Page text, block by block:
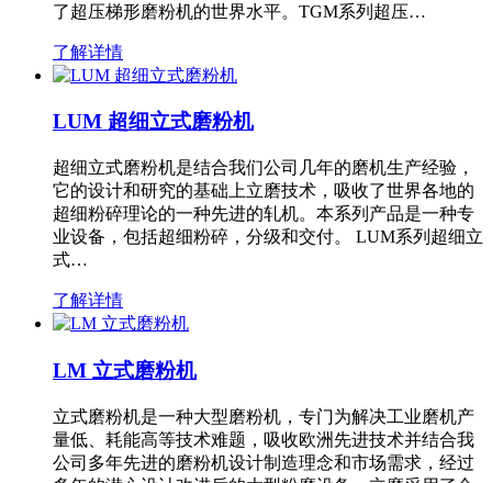
了超压梯形磨粉机的世界水平。TGM系列超压…
了解详情
LUM 超细立式磨粉机
超细立式磨粉机是结合我们公司几年的磨机生产经验，
它的设计和研究的基础上立磨技术，吸收了世界各地的
超细粉碎理论的一种先进的轧机。本系列产品是一种专
业设备，包括超细粉碎，分级和交付。 LUM系列超细立
式…
了解详情
LM 立式磨粉机
立式磨粉机是一种大型磨粉机，专门为解决工业磨机产
量低、耗能高等技术难题，吸收欧洲先进技术并结合我
公司多年先进的磨粉机设计制造理念和市场需求，经过